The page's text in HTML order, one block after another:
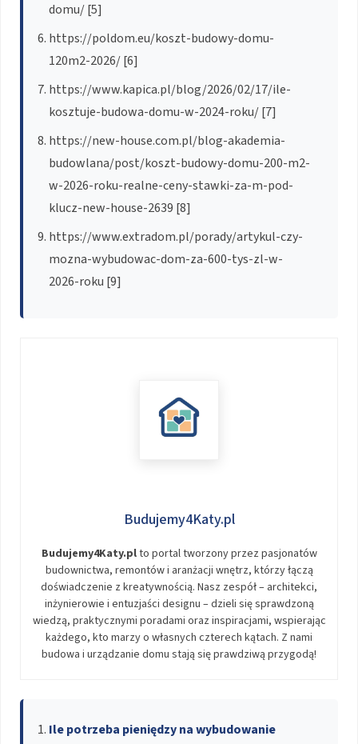
domu/ [5]
https://poldom.eu/koszt-budowy-domu-
120m2-2026/ [6]
https://www.kapica.pl/blog/2026/02/17/ile-
kosztuje-budowa-domu-w-2024-roku/ [7]
https://new-house.com.pl/blog-akademia-
budowlana/post/koszt-budowy-domu-200-m2-
w-2026-roku-realne-ceny-stawki-za-m-pod-
klucz-new-house-2639 [8]
https://www.extradom.pl/porady/artykul-czy-
mozna-wybudowac-dom-za-600-tys-zl-w-
2026-roku [9]
Budujemy4Katy.pl
Budujemy4Katy.plto portal tworzony przez pasjonatów
budownictwa, remontów i aranżacji wnętrz, którzy łączą
doświadczenie z kreatywnością. Nasz zespół – architekci,
inżynierowie i entuzjaści designu – dzieli się sprawdzoną
wiedzą, praktycznymi poradami oraz inspiracjami, wspierając
każdego, kto marzy o własnych czterech kątach. Z nami
budowa i urządzanie domu stają się prawdziwą przygodą!
Ile potrzeba pieniędzy na wybudowanie